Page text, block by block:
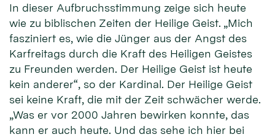
In dieser Aufbruchsstimmung zeige sich heute
wie zu biblischen Zeiten der Heilige Geist. „Mich
fasziniert es, wie die Jünger aus der Angst des
Karfreitags durch die Kraft des Heiligen Geistes
zu Freunden werden. Der Heilige Geist ist heute
kein anderer“, so der Kardinal. Der Heilige Geist
sei keine Kraft, die mit der Zeit schwächer werde.
„Was er vor 2000 Jahren bewirken konnte, das
kann er auch heute. Und das sehe ich hier bei